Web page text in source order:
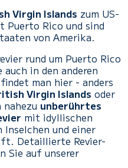
Virgin Islands zum US-
Puerto Rico und sind
von Amerika.
rund um Puerto Rico
in den anderen
man hier - anders
Virgin Islands oder
unberührtes
mit idyllischen
und einer
Detaillierte Revier-
Sie auf unserer